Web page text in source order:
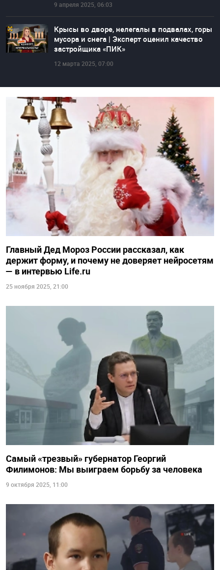
9 апреля 2025, 06:03
Крысы во дворе, нелегалы в подвалах, горы
мусора и снега | Эксперт оценил качество
застройщика «ПИК»
12 марта 2025, 07:00
Главный Дед Мороз России рассказал, как
держит форму, и почему не доверяет нейросетям
— в интервью Life.ru
25 ноября 2025, 21:00
Самый «трезвый» губернатор Георгий
Филимонов: Мы выиграем борьбу за человека
9 октября 2025, 11:00